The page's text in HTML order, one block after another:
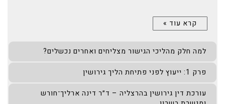
קרא עוד »
למה חלק מהליכי הגישור מצליחים ואחרים נכשלים?
פרק 1: ייעוץ לפני פתיחת הליך גירושין
עורכת דין גירושין בהרצליה – ד״ר דינה ארליך־חורש